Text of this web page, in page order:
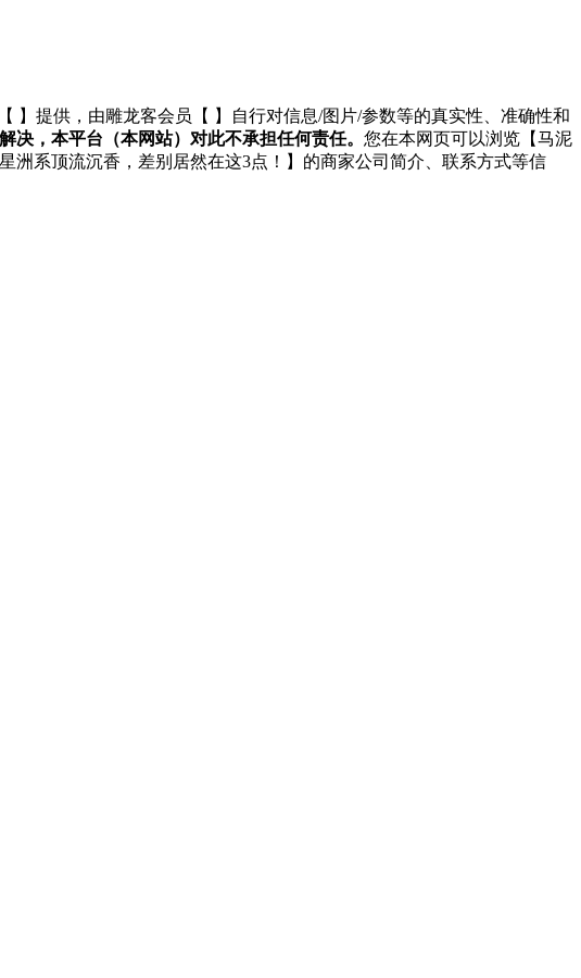
】提供，由雕龙客会员【 】自行对信息/图片/参数等的真实性、准确性和
，本平台（本网站）对此不承担任何责任。 您在本网页可以浏览【马泥
洲系顶流沉香，差别居然在这3点！】的商家公司简介、联系方式等信